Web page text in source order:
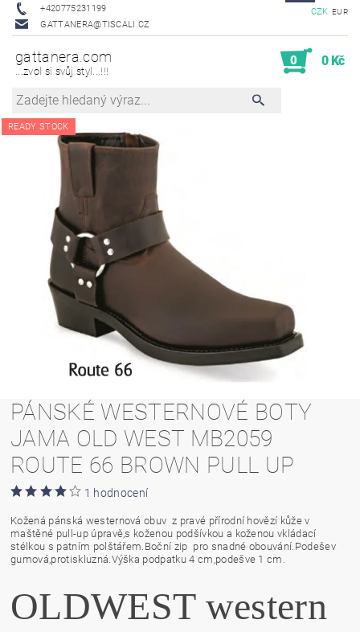
+420775231199
GATTANERA@TISCALI.CZ
CZK EUR
gattanera.com
...zvol si svůj styl...!!!
0 0 Kč
READY STOCK
PÁNSKÉ WESTERNOVÉ BOTY
JAMA OLD WEST MB2059
ROUTE 66 BROWN PULL UP
1 hodnocení
Kožená pánská westernová obuv z pravé přírodní hovězí kůže v
maštěné pull-up úpravě,s koženou podšívkou a koženou vkládací
stélkou s patním polštářem.Boční zip pro snadné obouvání.Podešev
gumová,protiskluzná.Výška podpatku 4 cm,podešve 1 cm.
OLDWEST western